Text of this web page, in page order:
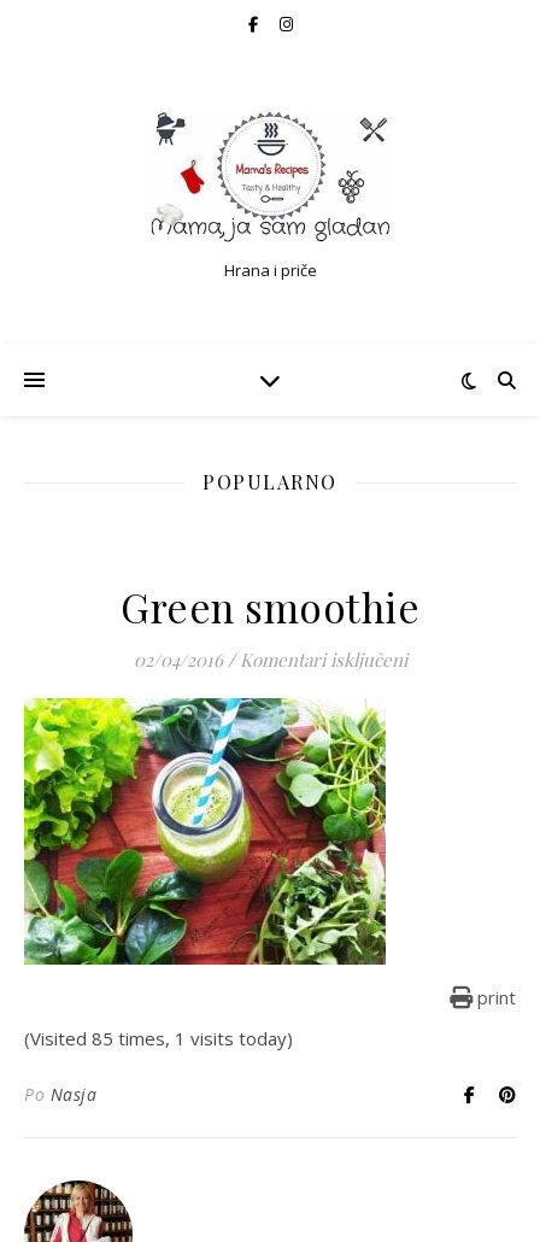
Hrana i priče
POPULARNO
Green smoothie
02/04/2016 / Komentari isključeniza Green
print
(Visited 85 times, 1 visits today)
Po Nasja